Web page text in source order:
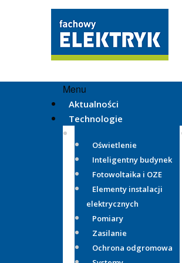
Menu
Aktualności
Technologie
Oświetlenie
Inteligentny budynek
Fotowoltaika i OZE
Elementy instalacji
elektrycznych
Pomiary
Zasilanie
Ochrona odgromowa